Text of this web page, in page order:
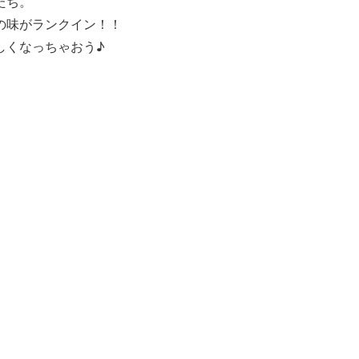
がランクイン！！
くなっちゃおう♪